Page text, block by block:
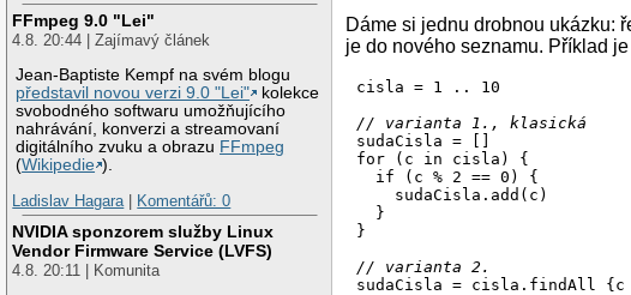
FFmpeg 9.0 "Lei"
4.8. 20:44 | Zajímavý článek
Jean-Baptiste Kempf na svém blogu
představil novou verzi 9.0 "Lei"
kolekce
svobodného softwaru umožňujícího
nahrávání, konverzi a streamovaní
digitálního zvuku a obrazu FFmpeg
(Wikipedie ).
Ladislav Hagara
Komentářů: 0
NVIDIA sponzorem služby Linux
Vendor Firmware Service (LVFS)
4.8. 20:11 | Komunita
Dáme si jednu drobnou ukázku:
je do nového seznamu. Příklad
cisla = 1 .. 10
// varianta 1., klasická
sudaCisla = []
for (c in cisla) {
  if (c % 2 == 0) {
    sudaCisla.add(c)
  }
}
// varianta 2.
sudaCisla = cisla.findAll {c